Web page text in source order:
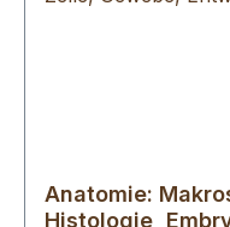
Anatomie:
Histologie,